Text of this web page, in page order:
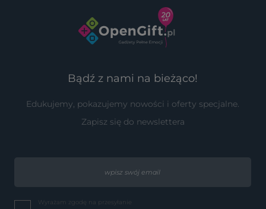
Bądź z nami na bieżąco!
Edukujemy, pokazujemy nowości i oferty specjalne.
Zapisz się do newslettera
Wyrażam zgodę na przesyłanie